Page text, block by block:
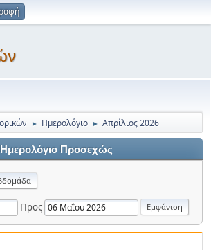
► Ημερολόγιο ► Απρίλιος 2026
Ημερολόγιο Προσεχώς
Προς